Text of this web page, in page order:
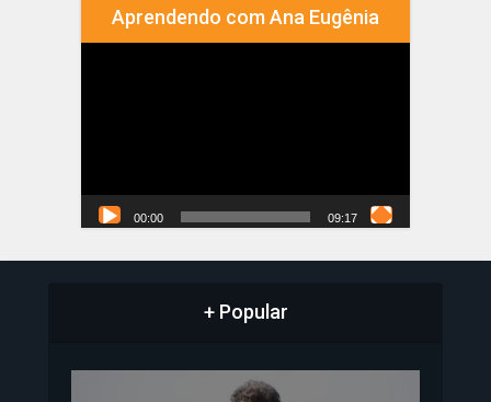
Aprendendo com Ana Eugênia
00:00 09:17
+ Popular